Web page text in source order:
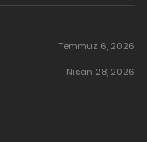
Temmuz 6, 2026
Nisan 28, 2026